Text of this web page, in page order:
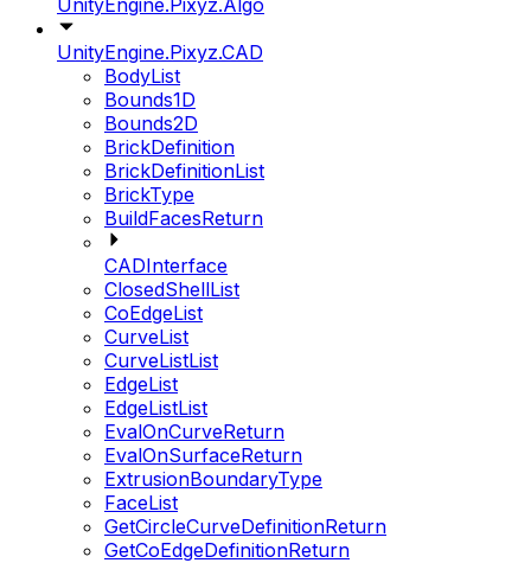
UnityEngine.Pixyz.Algo
UnityEngine.Pixyz.CAD
BodyList
Bounds1D
Bounds2D
BrickDefinition
BrickDefinitionList
BrickType
BuildFacesReturn
CADInterface
ClosedShellList
CoEdgeList
CurveList
CurveListList
EdgeList
EdgeListList
EvalOnCurveReturn
EvalOnSurfaceReturn
ExtrusionBoundaryType
FaceList
GetCircleCurveDefinitionReturn
GetCoEdgeDefinitionReturn